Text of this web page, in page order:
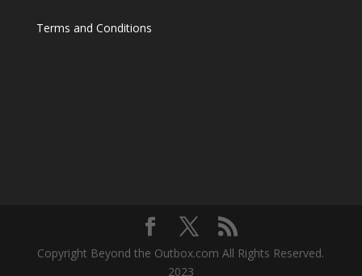
Terms and Conditions
Copyright Beyond the Outbox.com All Rights Reserved.
2023